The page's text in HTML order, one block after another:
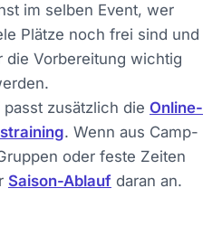
im selben Event, wer
Plätze noch frei sind und
Vorbereitung wichtig
zusätzlich die Online-
. Wenn aus Camp-
oder feste Zeiten
Saison-Ablauf daran an.